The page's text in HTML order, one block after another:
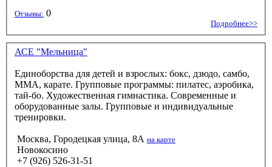
Отзывы: 0
Подробнее>>
АСЕ "Мельница"
Единоборства для детей и взрослых: бокс, дзюдо, самбо,
ММА, карате. Групповые программы: пилатес, аэробика,
тай-бо. Художественная гимнастика. Современные и
оборудованные залы. Групповые и индивидуальные
тренировки.
Москва, Городецкая улица, 8А на карте
Новокосино
+7 (926) 526-31-51